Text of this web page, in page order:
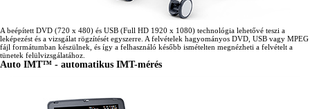
A beépített DVD (720 x 480) és USB (Full HD 1920 x 1080) technológia lehetővé teszi a
leképezést és a vizsgálat rögzítését egyszerre. A felvételek hagyományos DVD, USB vagy MPEG
fájl formátumban készülnek, és így a felhasználó később ismételten megnézheti a felvételt a
tünetek felülvizsgálatához.
Auto IMT™ - automatikus IMT-mérés